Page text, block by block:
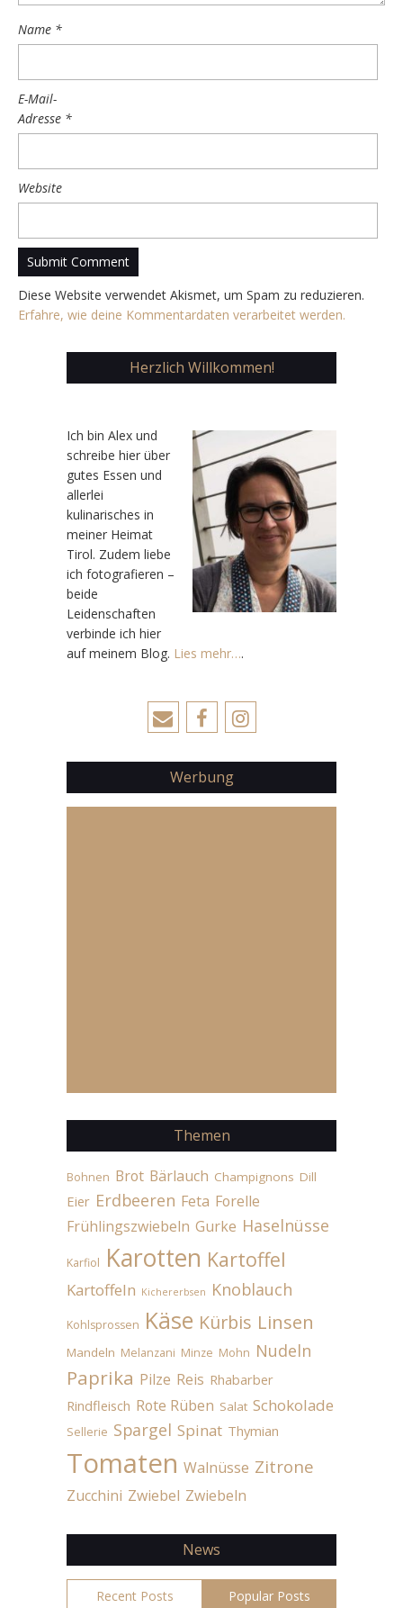
Name *
E-Mail-
Adresse *
Website
Diese Website verwendet Akismet, um Spam zu reduzieren.
Erfahre, wie deine Kommentardaten verarbeitet werden.
Herzlich Willkommen!
Ich bin Alex und
schreibe hier über
gutes Essen und
allerlei
kulinarisches in
meiner Heimat
Tirol. Zudem liebe
ich fotografieren –
beide
Leidenschaften
verbinde ich hier
auf meinem Blog. Lies mehr….
Werbung
Themen
Bohnen Brot Bärlauch Champignons Dill
Eier Erdbeeren Feta Forelle
Frühlingszwiebeln Gurke Haselnüsse
Karfiol Karotten Kartoffel
Kartoffeln Kichererbsen Knoblauch
Kohlsprossen Käse Kürbis Linsen
Mandeln Melanzani Minze Mohn Nudeln
Paprika Pilze Reis Rhabarber
Rindfleisch Rote Rüben Salat Schokolade
Sellerie Spargel Spinat Thymian
Tomaten Walnüsse Zitrone
Zucchini Zwiebel Zwiebeln
News
Recent Posts Popular Posts